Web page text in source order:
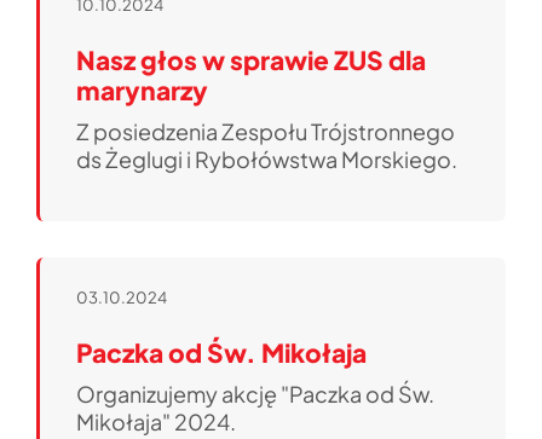
10.10.2024
Nasz głos w sprawie ZUS dla
marynarzy
Z posiedzenia Zespołu Trójstronnego
ds Żeglugi i Rybołówstwa Morskiego.
03.10.2024
Paczka od Św. Mikołaja
Organizujemy akcję "Paczka od Św.
Mikołaja" 2024.